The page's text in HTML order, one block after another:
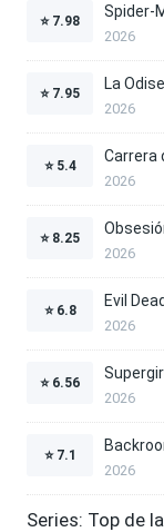
⭐ 7.98
Spider-
2026
⭐ 7.95
La
2026
⭐ 5.4
Carrera
2026
⭐ 8.25
2026
⭐ 6.8
Evil
2026
⭐ 6.56
2026
⭐ 7.1
2026
Series: Top de